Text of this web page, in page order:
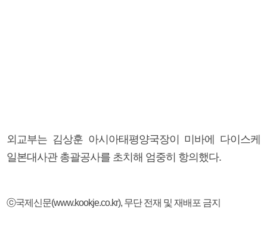
외교부는 김상훈 아시아태평양국장이 미바에 다이스케
일본대사관 총괄공사를 초치해 엄중히 항의했다.
ⓒ국제신문(www.kookje.co.kr), 무단 전재 및 재배포 금지